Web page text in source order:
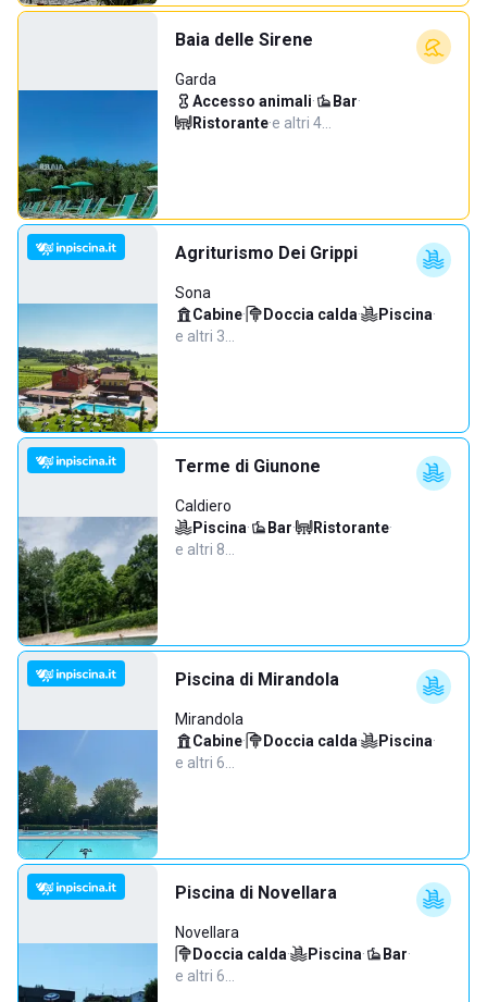
Baia delle Sirene
Garda
Accesso animali· Bar·
Ristorante·e altri 4…
Agriturismo Dei Grippi
Sona
Cabine· Doccia calda· Piscina·
e altri 3…
Terme di Giunone
Caldiero
Piscina· Bar· Ristorante·
e altri 8…
Piscina di Mirandola
Mirandola
Cabine· Doccia calda· Piscina·
e altri 6…
Piscina di Novellara
Novellara
Doccia calda· Piscina· Bar·
e altri 6…